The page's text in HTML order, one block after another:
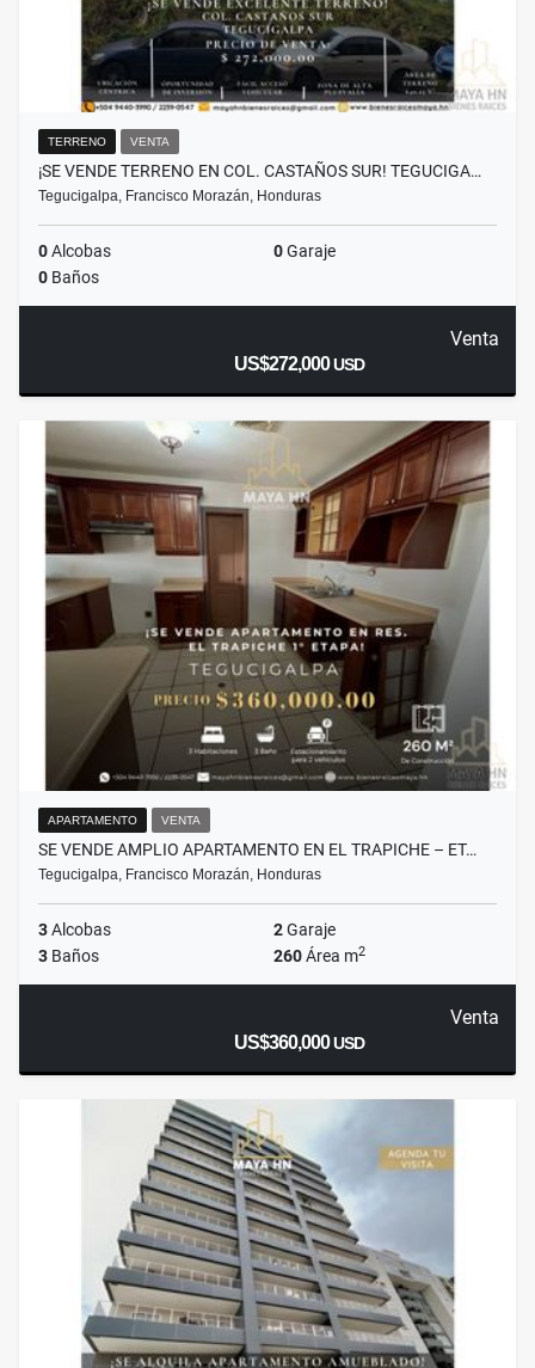
TERRENO VENTA
¡SE VENDE TERRENO EN COL. CASTAÑOS SUR! TEGUCIGA…
Tegucigalpa, Francisco Morazán, Honduras
0Alcobas 0Garaje
0 Baños
Venta
US$272,000USD
APARTAMENTO VENTA
SE VENDE AMPLIO APARTAMENTO EN EL TRAPICHE – ET…
Tegucigalpa, Francisco Morazán, Honduras
3Alcobas 2Garaje
3 Baños 260Área m2
Venta
US$360,000USD